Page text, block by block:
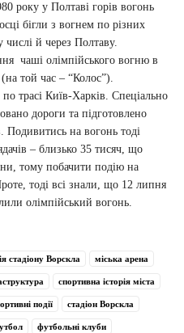
року у Полтаві горів вогонь
бігли з вогнем по різних
числі й через Полтаву.
чаші олімпійського вогню в
той час – “Колос”).
трасі Київ-Харків. Спеціально
дороги та підготовлено
Подивитись на вогонь тоді
– близько 35 тисяч, що
тому побачити подію на
тоді всі знали, що 12 липня
олімпійський вогонь.
стадіону Ворскла міська арена
спортивна історія міста
події стадіон Ворскла
футбольні клуби